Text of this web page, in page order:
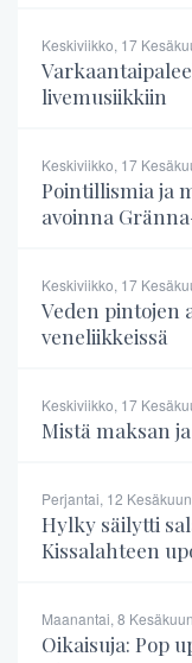
Keskiviikko, 17
livemusiikkiin
Keskiviikko, 17
Pointillismia ja
avoinna
Keskiviikko, 17
Veden pintojen
veneliikkeissä
Keskiviikko, 17
Mistä maksan
Perjantai, 12
Hylky säilytti
Kissalahteen
Maanantai, 8
Oikaisuja: Pop